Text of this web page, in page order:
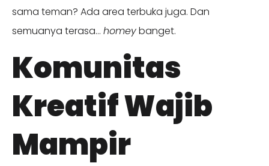
sama teman? Ada area terbuka juga. Dan
semuanya terasa… homeybanget.
Komunitas
Kreatif Wajib
Mampir